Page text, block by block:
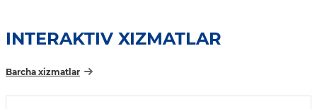
INTERAKTIV XIZMATLAR
Barcha xizmatlar